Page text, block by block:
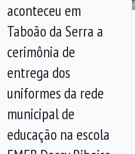
aconteceu em
Taboão da Serra a
cerimônia de
entrega dos
uniformes da rede
municipal de
educação na escola